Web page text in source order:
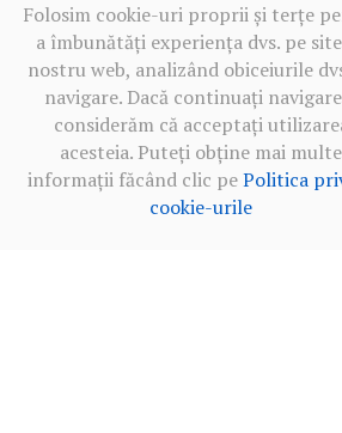
Folosim cookie-uri proprii și terțe
a îmbunătăți experiența dvs. pe
nostru web, analizând obiceiurile
navigare. Dacă continuați
considerăm că acceptați
acesteia. Puteți obține mai multe
informații făcând clic pePolitica
cookie-urile